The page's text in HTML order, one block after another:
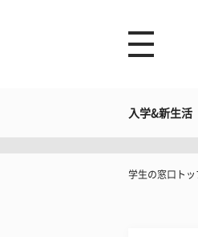
入学&新生活
学生の窓口トッ